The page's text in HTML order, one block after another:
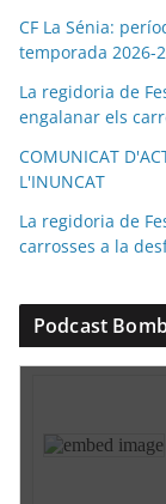
CF La Sénia:
temporada 2026-
La regidoria de
engalanar els
COMUNICAT
L'INUNCAT
La regidoria de
carrosses a la
Podcast